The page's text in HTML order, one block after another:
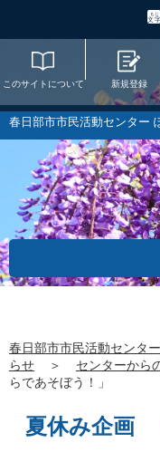
このサイトについて 新規登録
春日部市市民活動センター
春日部市市民活動センタ
らせ
＞ センターから
らであそぼう！」
夏休み企画